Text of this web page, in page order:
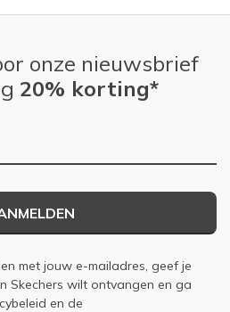
onze nieuwsbrief
20% korting*
met jouw e-mailadres, geef je
Skechers wilt ontvangen en ga
en de